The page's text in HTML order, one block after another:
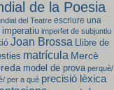
de la Poesia
del Teatre escriure una
imperatiu imperfet de subjuntiu
Joan Brossa
Llibre de
matrícula Mercè
model de prova perquè/
per a què precisió lèxica